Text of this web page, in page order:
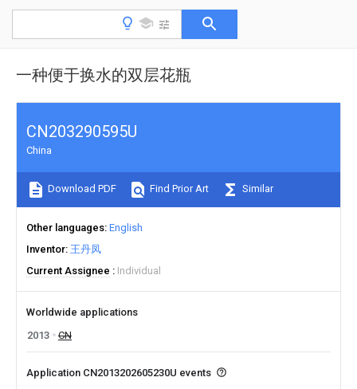
一种便于换水的双层花瓶
CN203290595U
China
Download PDF Find Prior Art Similar
Other languages English
Inventor 王丹凤
Current Assignee
Individual
Worldwide applications
2013
CN
Application CN2013202605230U events